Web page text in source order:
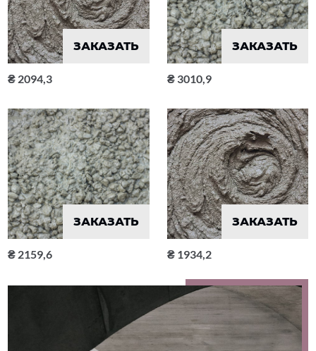
ЗАКАЗАТЬ
2094,3
ЗАКАЗАТЬ
3010,9
ЗАКАЗАТЬ
2159,6
ЗАКАЗАТЬ
1934,2